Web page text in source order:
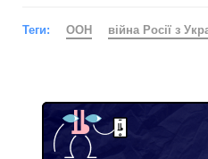
Теги: ООН війна Росії з